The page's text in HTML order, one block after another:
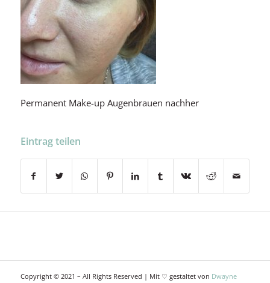
Permanent Make-up Augenbrauen nachher
Eintrag teilen
Copyright © 2021 – All Rights Reserved | Mit ♡ gestaltet von Dwayne